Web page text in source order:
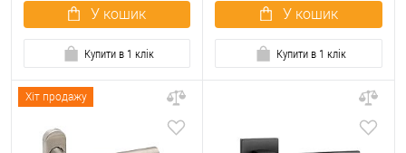
У кошик
Купити в 1 клік
У кошик
Купити в 1 клік
Хіт продажу